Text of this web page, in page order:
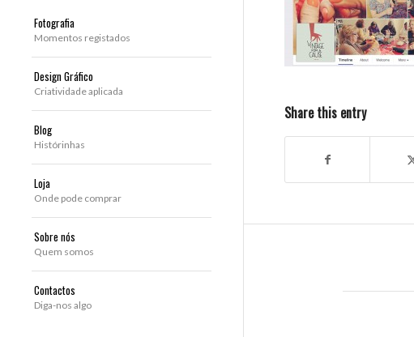
Fotografia
Momentos registados
Design Gráfico
Criatividade aplicada
Blog
Histórinhas
Loja
Onde pode comprar
Sobre nós
Quem somos
Contactos
Diga-nos algo
Share this entry